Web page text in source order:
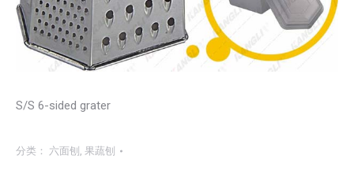
S/S 6-sided grater
分类： 六面刨 , 果蔬刨